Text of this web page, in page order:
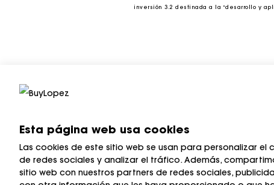
inversión 3.2 destinada a la “desarrollo y
Esta página web usa cookies
Las cookies de este sitio web se usan para personalizar el
de redes sociales y analizar el tráfico. Además,
sitio web con nuestros partners de redes sociales,